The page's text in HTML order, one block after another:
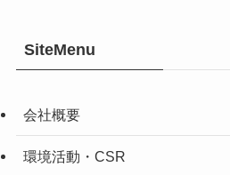
SiteMenu
会社概要
環境活動・CSR